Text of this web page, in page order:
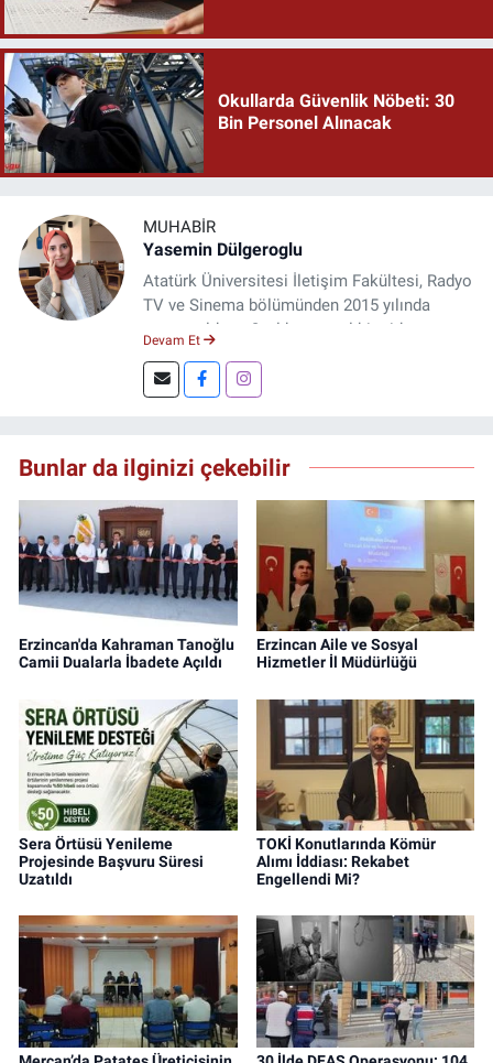
Okullarda Güvenlik Nöbeti: 30
Bin Personel Alınacak
MUHABIR
Yasemin Dülgeroglu
Atatürk Üniversitesi İletişim Fakültesi, Radyo
TV ve Sinema bölümünden 2015 yılında
mezun oldum. 3 yıl kurumsal bir şirkette
DoğuGazetesi.com internet haber sitesinde
muhabirlik yapıyor ve içerik üretiyorum.
Devam Et
Bunlar da ilginizi çekebilir
Erzincan'da Kahraman Tanoğlu
Camii Dualarla İbadete Açıldı
Erzincan Aile ve Sosyal
Hizmetler İl Müdürlüğü
Sera Örtüsü Yenileme
Projesinde Başvuru Süresi
Uzatıldı
TOKİ Konutlarında Kömür
Alımı İddiası: Rekabet
Engellendi Mi?